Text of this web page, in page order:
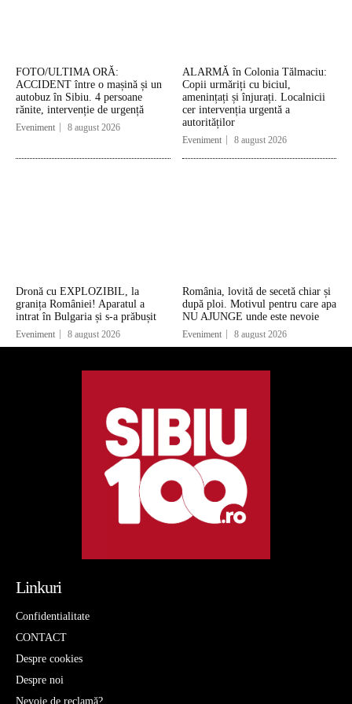
FOTO/ULTIMA ORĂ:
ACCIDENT între o mașină și un
autobuz în Sibiu. 4 persoane
rănite, intervenție de urgență
Eveniment 8 august 2026
ALARMĂ în Colonia Tălmaciu:
Copii urmăriți cu biciul,
amenințați și înjurați. Localnicii
cer intervenția urgentă a
autorităților
Eveniment 8 august 2026
Dronă cu EXPLOZIBIL, la
granița României! Aparatul a
intrat în Bulgaria și s-a prăbușit
Eveniment 8 august 2026
România, lovită de secetă chiar și
după ploi. Motivul pentru care apa
NU AJUNGE unde este nevoie
Eveniment 8 august 2026
Linkuri
Confidentialitate
CONTACT
Despre cookies
Despre noi
Nevoie de reclamă?